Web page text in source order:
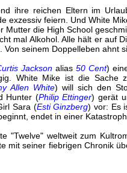
ihre reichen Eltern im
exzessiv feiern. Und White
Mutter die High School
mal Alkohol. Alle hält er auf
seinem Doppelleben ahnt
Jacksonalias 50 Cent)
White Mike ist die
Allen White) will sich den
Hunter (Philip Ettinger) gerät
Sara (Esti Ginzberg) vor: Es
endet in einer
"Twelve" weltweit zum
mit seiner fiebrigen Chronik